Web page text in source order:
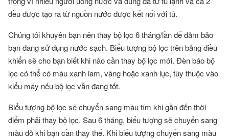
đều được tạo ra từ nguồn nước được kết nối với tủ.
Chúng tôi khuyên bạn nên thay bộ lọc 6 tháng/lần để đảm bảo
bạn đang sử dụng nước sạch. Biểu tượng bộ lọc trên bảng điều
khiển sẽ cho bạn biết khi nào cần thay bộ lọc mới. Đèn báo bộ
lọc có thể có màu xanh lam, vàng hoặc xanh lục, tùy thuộc vào
kiểu máy nếu bộ lọc vẫn đang tốt.
Biểu tượng bộ lọc sẽ chuyển sang màu tím khi gần đến thời
điểm phải thay bộ lọc. Sau 6 tháng, biểu tượng sẽ chuyển sang
màu đỏ khi bạn cần thay thế. Khi biểu tượng chuyển sang màu